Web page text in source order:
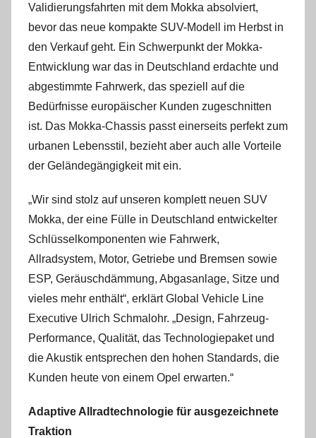
Validierungsfahrten mit dem Mokka absolviert,
bevor das neue kompakte SUV-Modell im Herbst in
den Verkauf geht. Ein Schwerpunkt der Mokka-
Entwicklung war das in Deutschland erdachte und
abgestimmte Fahrwerk, das speziell auf die
Bedürfnisse europäischer Kunden zugeschnitten
ist. Das Mokka-Chassis passt einerseits perfekt zum
urbanen Lebensstil, bezieht aber auch alle Vorteile
der Geländegängigkeit mit ein.
„Wir sind stolz auf unseren komplett neuen SUV
Mokka, der eine Fülle in Deutschland entwickelter
Schlüsselkomponenten wie Fahrwerk,
Allradsystem, Motor, Getriebe und Bremsen sowie
ESP, Geräuschdämmung, Abgasanlage, Sitze und
vieles mehr enthält“, erklärt Global Vehicle Line
Executive Ulrich Schmalohr. „Design, Fahrzeug-
Performance, Qualität, das Technologiepaket und
die Akustik entsprechen den hohen Standards, die
Kunden heute von einem Opel erwarten.“
Adaptive Allradtechnologie für ausgezeichnete
Traktion